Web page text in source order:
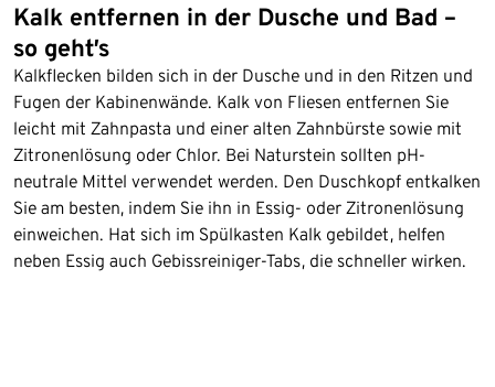
Kalk entfernen in der Dusche und Bad –
so geht’s
Kalkflecken bilden sich in der Dusche und in den Ritzen und
Fugen der Kabinenwände. Kalk von Fliesen entfernen Sie
leicht mit Zahnpasta und einer alten Zahnbürste sowie mit
Zitronenlösung oder Chlor. Bei Naturstein sollten pH-
neutrale Mittel verwendet werden. Den Duschkopf entkalken
Sie am besten, indem Sie ihn in Essig- oder Zitronenlösung
einweichen. Hat sich im Spülkasten Kalk gebildet, helfen
neben Essig auch Gebissreiniger-Tabs, die schneller wirken.